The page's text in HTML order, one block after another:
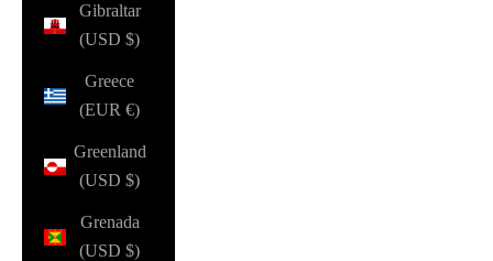
Gibraltar
(USD $)
Greece
(EUR €)
Greenland
(USD $)
Grenada
(USD $)